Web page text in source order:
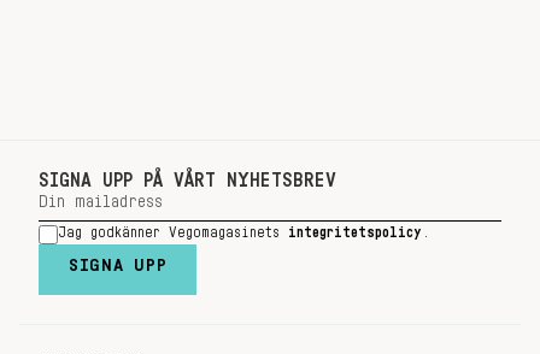
SIGNA UPP PÅ VÅRT NYHETSBREV
Jag godkänner Vegomagasinets integritetspolicy
SIGNA UPP